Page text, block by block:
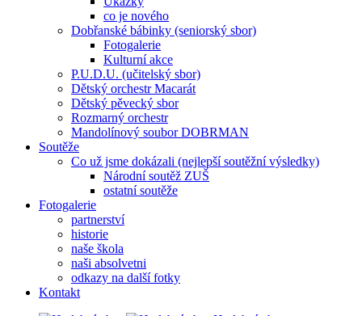
co je nového
Dobřanské bábinky (seniorský sbor)
Fotogalerie
Kulturní akce
P.U.D.U. (učitelský sbor)
Dětský orchestr Macarát
Dětský pěvecký sbor
Rozmarný orchestr
Mandolínový soubor DOBRMAN
Soutěže
Co už jsme dokázali (nejlepší soutěžní výsledky)
Národní soutěž ZUŠ
ostatní soutěže
Fotogalerie
partnerství
historie
naše škola
naši absolvetni
odkazy na další fotky
Kontakt